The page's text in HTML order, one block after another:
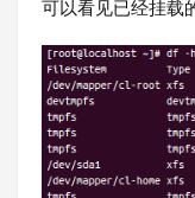
可以看见已经挂载